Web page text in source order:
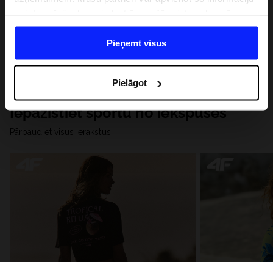
datiem, ko viņi iegūst, izmantojot viņu pakalpojumus. Ar
Jūsu atļauju, mēs varam pārsūtīt Jūsu personas datus
saviem partneriem, lai uzlabotu veidu, kadā tiek rādīta
saturu un uzlabotu mūsu partneru piedāvātos risinajumus
( piem. socialos tīklus). Detalizētu informāciju var atrast
mūsu Privātuma politikā un sadaļā "Detaļas".
Pieņemt visus
Pielāgot
Iepazīstiet sportu no iekšpuses
Pārbaudiet visus ierakstus